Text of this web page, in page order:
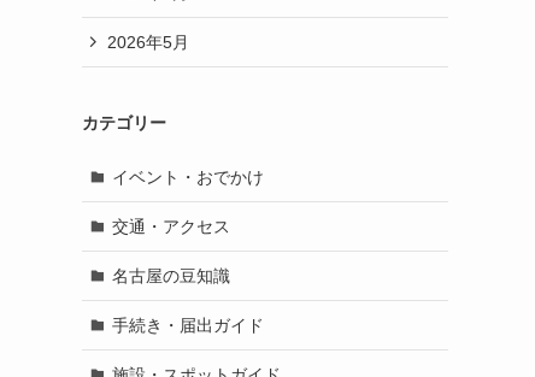
2026年5月
カテゴリー
イベント・おでかけ
交通・アクセス
名古屋の豆知識
手続き・届出ガイド